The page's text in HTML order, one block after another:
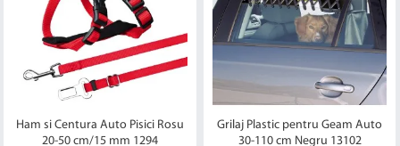
Ham si Centura Auto Pisici Rosu
20-50 cm/15 mm 1294
Grilaj Plastic pentru Geam Auto
30-110 cm Negru 13102